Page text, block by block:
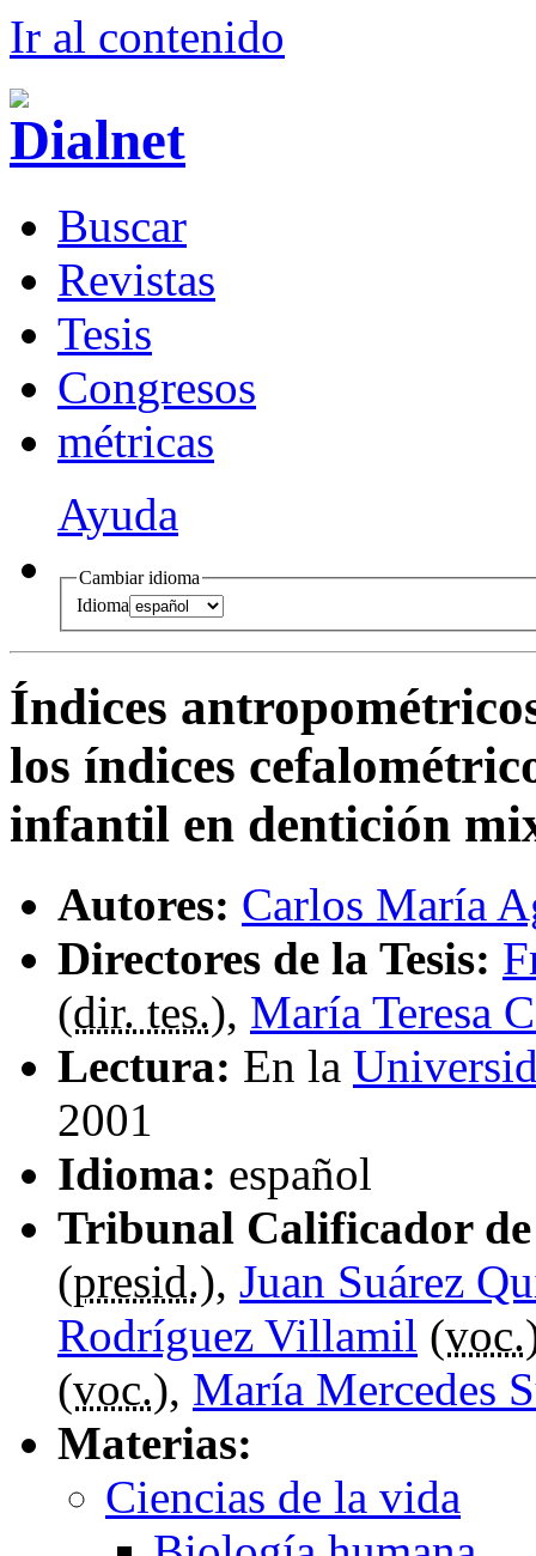
Ir al contenido
Buscar
Revistas
Tesis
Congresos
métricas
Ayuda
Cambiar idioma
Idioma
Índices
los índices
infantil en dentición
Autores: Carlos María
Directores de la Tesis:
(dir. tes.), María Teresa
Lectura: En la
2001
Idioma: español
Tribunal Calificador de
(presid.), Juan Suárez
Rodríguez Villamil (voc.
(voc.), María Mercedes
Materias:
Ciencias de la vida